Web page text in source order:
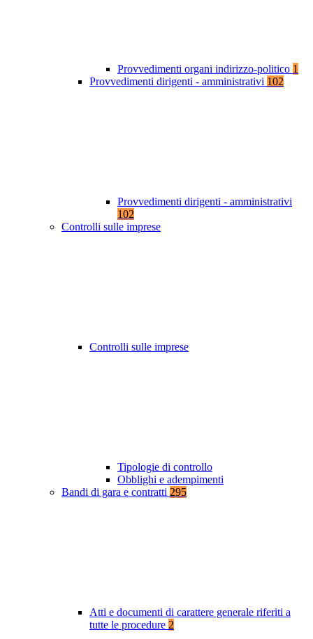
Provvedimenti organi indirizzo-politico 1
Provvedimenti dirigenti - amministrativi 102
Provvedimenti dirigenti - amministrativi
102
Controlli sulle imprese
Controlli sulle imprese
Tipologie di controllo
Obblighi e adempimenti
Bandi di gara e contratti 295
Atti e documenti di carattere generale riferiti a
tutte le procedure 2